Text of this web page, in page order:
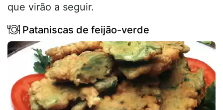
que virão a seguir.
Pataniscas de feijão-verde